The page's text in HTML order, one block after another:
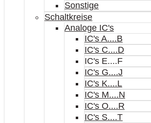
Sonstige
Schaltkreise
Analoge IC's
IC's A....B
IC's C....D
IC's E....F
IC's G....J
IC's K....L
IC's M....N
IC's O....R
IC's S....T